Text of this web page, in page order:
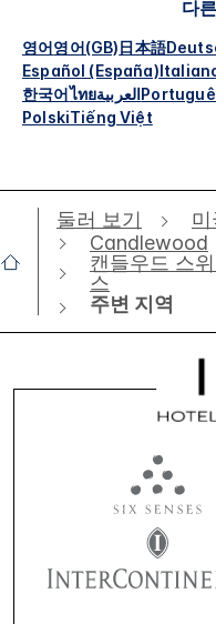
다
영어영어(GB)日本語
Español (España)
한국어ไทยالعربية
PolskiTiếng Việt
둘러 보기 미
Candlewood
캔들우드 스
스
주변 지역